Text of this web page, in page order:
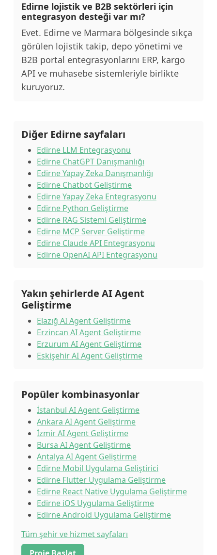
Edirne lojistik ve B2B sektörleri için
entegrasyon desteği var mı?
Evet. Edirne ve Marmara bölgesinde sıkça
görülen lojistik takip, depo yönetimi ve
B2B portal entegrasyonlarını ERP, kargo
API ve muhasebe sistemleriyle birlikte
kuruyoruz.
Diğer Edirne sayfaları
Edirne LLM Entegrasyonu
Edirne ChatGPT Danışmanlığı
Edirne Yapay Zeka Danışmanlığı
Edirne Chatbot Geliştirme
Edirne Yapay Zeka Entegrasyonu
Edirne Python Geliştirme
Edirne RAG Sistemi Geliştirme
Edirne MCP Server Geliştirme
Edirne Claude API Entegrasyonu
Edirne OpenAI API Entegrasyonu
Yakın şehirlerde AI Agent
Geliştirme
Elazığ AI Agent Geliştirme
Erzincan AI Agent Geliştirme
Erzurum AI Agent Geliştirme
Eskişehir AI Agent Geliştirme
Popüler kombinasyonlar
İstanbul AI Agent Geliştirme
Ankara AI Agent Geliştirme
İzmir AI Agent Geliştirme
Bursa AI Agent Geliştirme
Antalya AI Agent Geliştirme
Edirne Mobil Uygulama Geliştirici
Edirne Flutter Uygulama Geliştirme
Edirne React Native Uygulama Geliştirme
Edirne iOS Uygulama Geliştirme
Edirne Android Uygulama Geliştirme
Tüm şehir ve hizmet sayfaları